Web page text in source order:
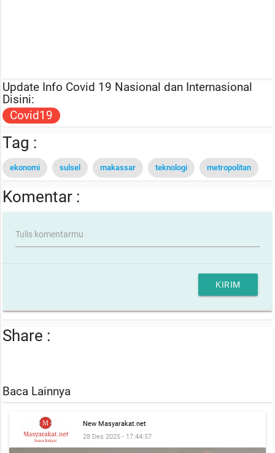
Update Info Covid 19 Nasional dan Internasional
Disini:
Covid19
Tag :
ekonomi sulsel makassar teknologi metropolitan
Komentar :
Tulis komentarmu
KIRIM
Share :
Baca Lainnya
New Masyarakat.net
28 Des 2025 - 17:44:57